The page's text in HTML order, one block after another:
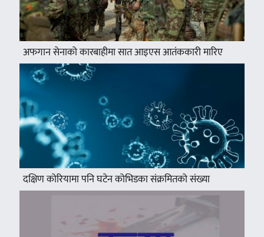
अफगान सेनाको कारबाहीमा सात आइएस आतंककारी मारिए
दक्षिण कोरियामा पनि घटेन कोभिडका संक्रमितको संख्या